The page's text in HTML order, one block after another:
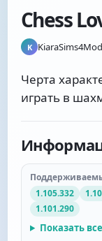
Chess
K
Черта
играть в
1.105.332
1.101.290
Показать